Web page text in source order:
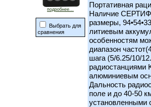
подробнее...
Выбрать для
сравнения
Портативная
Наличие
размеры,
литиевым
особенностям
диапазон
шага (5/6.25/10/
радиостанциями
алюминиевым
Дальность
поле и до 40-50
установленными